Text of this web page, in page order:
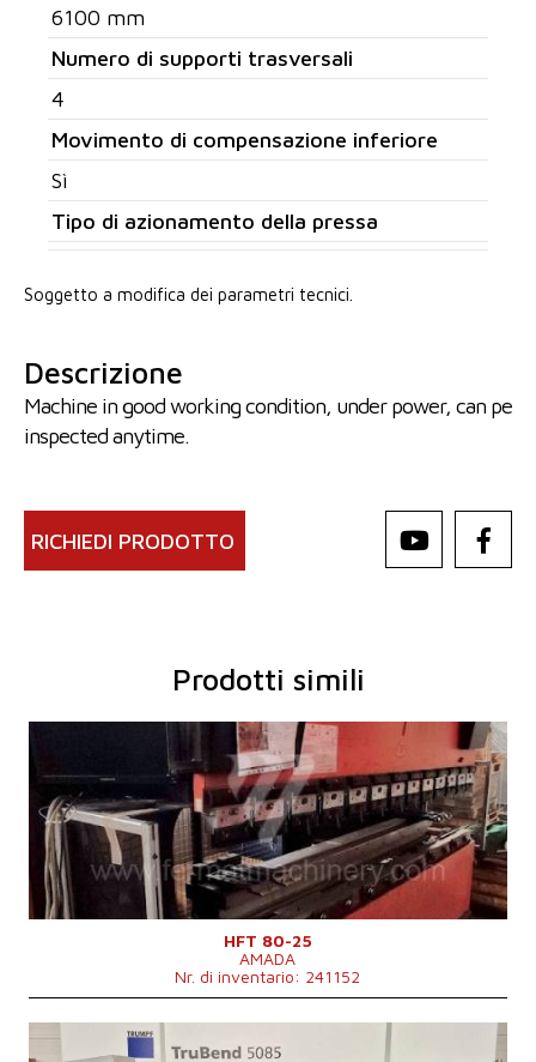
6100 mm
Numero di supporti trasversali
4
Movimento di compensazione inferiore
Sì
Tipo di azionamento della pressa
Soggetto a modifica dei parametri tecnici.
Descrizione
Machine in good working condition, under power, can pe
inspected anytime.
RICHIEDI PRODOTTO
Prodotti simili
Anno di fabbricazione:
2001
Sistema di controllo
Sì
Forza di pressione
80 t
Lunghezza di frenata
2620 mm
Numero di supporti trasversali
4
Movimento di compensazione inferiore
Corsa del maglio
200 mm
Peso della macchina
5750 kg
HFT 80-25
AMADA
Nr. di inventario: 241152
Anno di fabbricazione: